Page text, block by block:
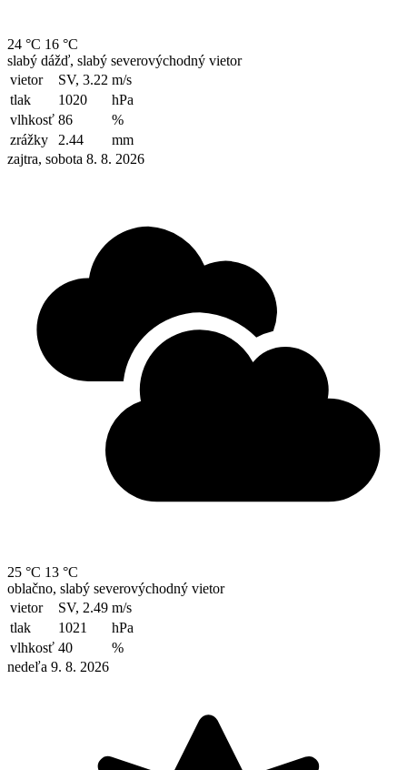
24 °C 16 °C
slabý dážď, slabý severovýchodný vietor
vietor
SV, 3.22 m/s
tlak
1020
hPa
vlhkosť 86
%
zrážky
2.44
mm
zajtra, sobota 8. 8. 2026
25 °C 13 °C
oblačno, slabý severovýchodný vietor
vietor
SV, 2.49 m/s
tlak
1021
hPa
vlhkosť 40
%
nedeľa 9. 8. 2026